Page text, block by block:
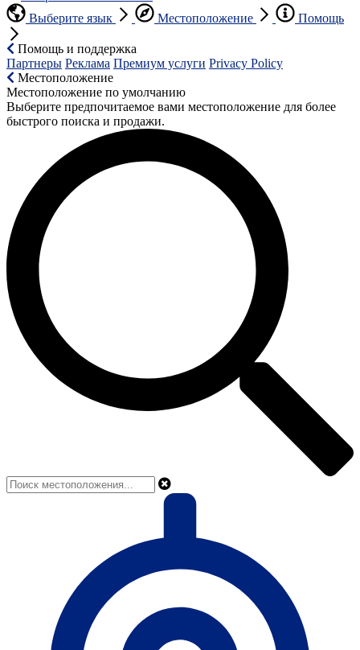
Выберите язык
Местоположение Помощь
Помощь и поддержка
Партнеры Реклама Премиум услуги Privacy Policy
Местоположение
Местоположение по умолчанию
Выберите предпочитаемое вами местоположение для более
быстрого поиска и продажи.